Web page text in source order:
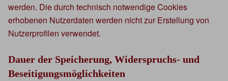
werden. Die durch technisch notwendige Cookies
erhobenen Nutzerdaten werden nicht zur Erstellung von
Nutzerprofilen verwendet.
Dauer der Speicherung, Widerspruchs- und
Beseitigungsmöglichkeiten